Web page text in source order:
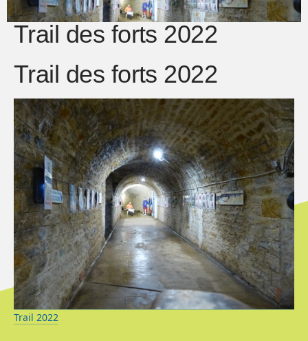
Trail des forts 2022
Trail des forts 2022
Trail 2022